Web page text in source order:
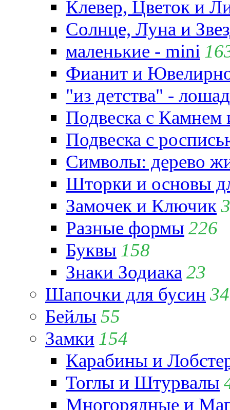
Клевер, Цветок и
Солнце, Луна и
маленькие - mini
Фианит и
"из детства" -
Подвеска с
Подвеска с
Символы: дерево
Шторки и основы
Замочек и Ключик
Разные формы 226
Буквы 158
Знаки Зодиака 23
Шапочки для бусин 34
Бейлы 55
Замки 154
Карабины и
Тоглы и Штурвалы
Многорядные и